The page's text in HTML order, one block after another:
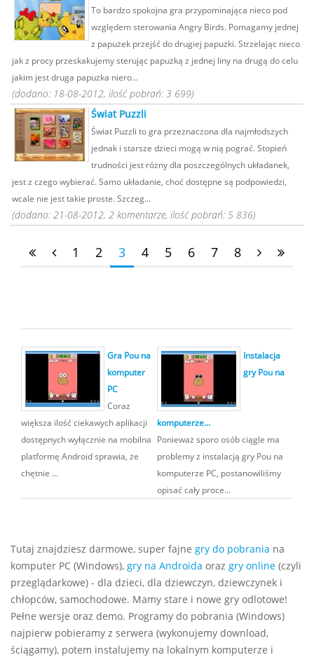
To bardzo spokojna gra przypominająca nieco pod
względem sterowania Angry Birds. Pomagamy jednej
z papużek przejść do drugiej papużki. Strzelając nieco
jak z procy przeskakujemy sterując papużką z jednej liny na drugą do celu
jakim jest druga papużka niero...
(dodano: 18-08-2012, ilość pobrań: 3 699)
Świat Puzzli
Świat Puzzli to gra przeznaczona dla najmłodszych
jednak i starsze dzieci mogą w nią pograć. Stopień
trudności jest różny dla poszczególnych układanek,
jest z czego wybierać. Samo układanie, choć dostępne są podpowiedzi,
wcale nie jest takie proste. Szczeg...
(dodano: 21-08-2012, 2 komentarze, ilość pobrań: 5 836)
1 2 3 4 5 6 7 8
Gra Pou na
komputer
PC
Coraz
większa ilość ciekawych aplikacji
dostępnych wyłącznie na mobilna
platformę Android sprawia, że
chętnie ...
Instalacja
gry Pou na
komputerze...
Ponieważ sporo osób ciągle ma
problemy z instalacją gry Pou na
komputerze PC, postanowiliśmy
opisać cały proce...
Tutaj znajdziesz darmowe, super fajne gry do pobrania na
komputer PC (Windows), gry na Androida oraz gry online (czyli
przeglądarkowe) - dla dzieci, dla dziewczyn, dziewczynek i
chłopców, samochodowe. Mamy stare i nowe gry odlotowe!
Pełne wersje oraz demo. Programy do pobrania (Windows)
najpierw pobieramy z serwera (wykonujemy download,
ściągamy), potem instalujemy na lokalnym komputerze i